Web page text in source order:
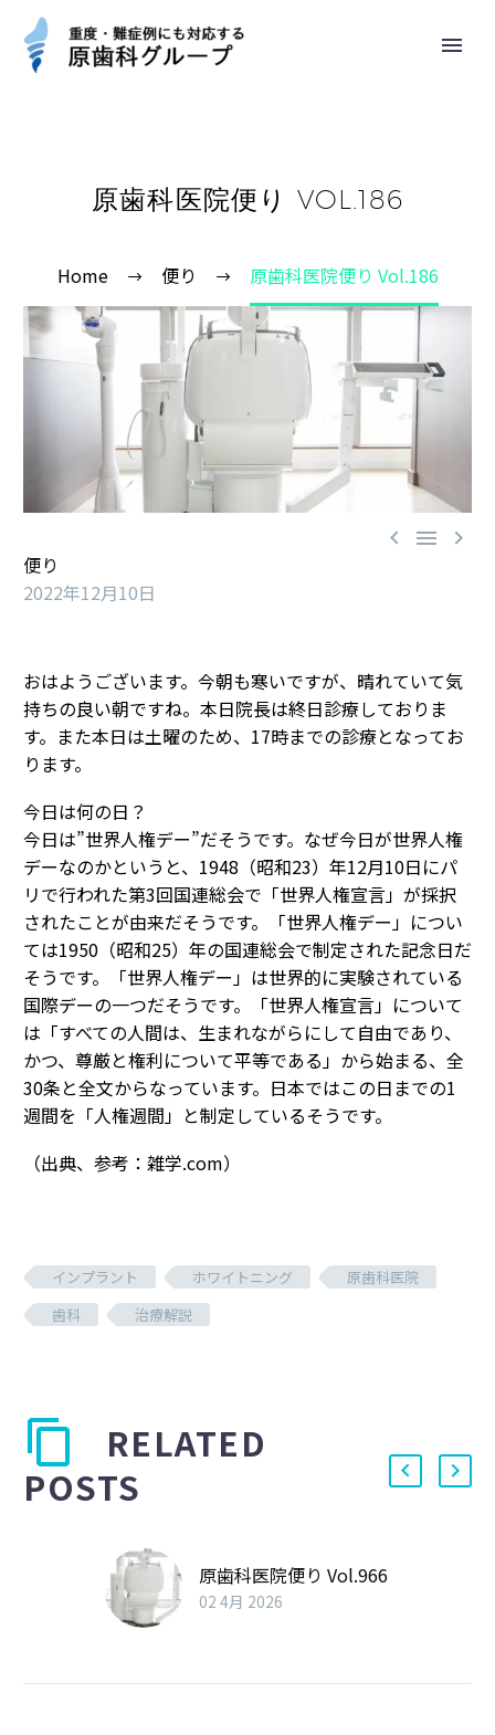
原歯科医院便り VOL.186
Home 便り 原歯科医院便り Vol.186
  
便り
2022年12月10日
おはようございます。今朝も寒いですが、晴れていて気
持ちの良い朝ですね。本日院長は終日診療しておりま
す。また本日は土曜のため、17時までの診療となってお
ります。
今日は何の日？
今日は”世界人権デー”だそうです。なぜ今日が世界人権
デーなのかというと、1948（昭和23）年12月10日にパ
リで行われた第3回国連総会で「世界人権宣言」が採択
されたことが由来だそうです。「世界人権デー」につい
ては1950（昭和25）年の国連総会で制定された記念日だ
そうです。「世界人権デー」は世界的に実験されている
国際デーの一つだそうです。「世界人権宣言」について
は「すべての人間は、生まれながらにして自由であり、
かつ、尊厳と権利について平等である」から始まる、全
30条と全文からなっています。日本ではこの日までの1
週間を「人権週間」と制定しているそうです。
（出典、参考：雑学.com）
インプラント ホワイトニング
原歯科医院
歯科
治療解説
RELATED
POSTS
原歯科医院便り Vol.966
02 4月 2026